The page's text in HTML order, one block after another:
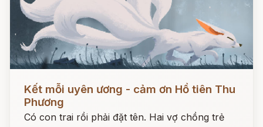
Đọc ngay
Kết mỗi uyên ương - cảm ơn Hồ tiên Thu
Phương
Có con trai rồi phải đặt tên. Hai vợ chồng trẻ